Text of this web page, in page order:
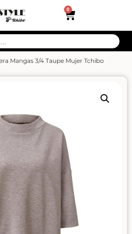
0
Mangas 3/4 Taupe Mujer Tchibo